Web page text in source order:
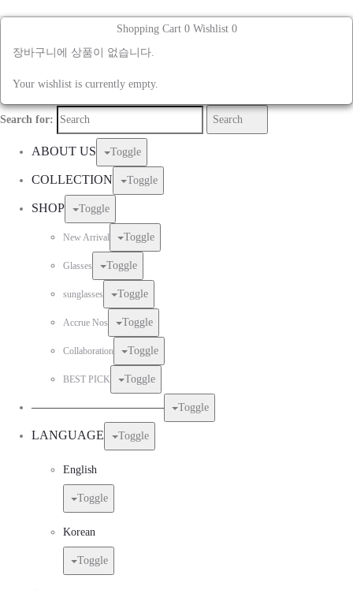
Shopping Cart 0 Wishlist 0
장바구니에 상품이 없습니다.
Your wishlist is currently empty.
Search for: Search
ABOUT US Toggle
COLLECTION Toggle
SHOP Toggle
New Arrival Toggle
Glasses Toggle
sunglasses Toggle
Accrue Nos Toggle
Collaboration Toggle
BEST PICK Toggle
——————————– Toggle
LANGUAGE Toggle
English
Toggle
Korean
Toggle